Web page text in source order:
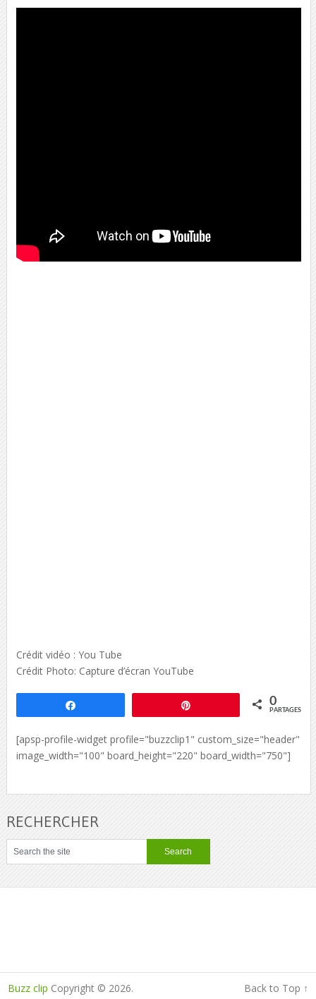
Crédit vidéo : You Tube
Crédit Photo: Capture d’écran YouTube
0
PARTAGES
[apsp-profile-widget profile="buzzclip1" custom_size="header"
image_width="100" board_height="220" board_width="750"]
RECHERCHER
Buzz clip Copyright © 2026. Back to Top ↑